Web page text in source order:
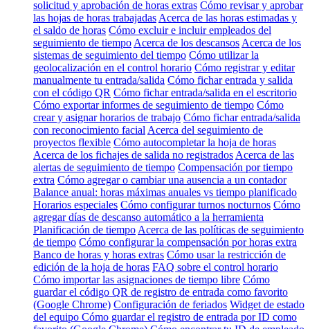
solicitud y aprobación de horas extras Cómo revisar y aprobar
las hojas de horas trabajadas Acerca de las horas estimadas y
el saldo de horas Cómo excluir e incluir empleados del
seguimiento de tiempo Acerca de los descansos Acerca de los
sistemas de seguimiento del tiempo Cómo utilizar la
geolocalización en el control horario Cómo registrar y editar
manualmente tu entrada/salida Cómo fichar entrada y salida
con el código QR Cómo fichar entrada/salida en el escritorio
Cómo exportar informes de seguimiento de tiempo Cómo
crear y asignar horarios de trabajo Cómo fichar entrada/salida
con reconocimiento facial Acerca del seguimiento de
proyectos flexible Cómo autocompletar la hoja de horas
Acerca de los fichajes de salida no registrados Acerca de las
alertas de seguimiento de tiempo Compensación por tiempo
extra Cómo agregar o cambiar una ausencia a un contador
Balance anual: horas máximas anuales vs tiempo planificado
Horarios especiales Cómo configurar turnos nocturnos Cómo
agregar días de descanso automático a la herramienta
Planificación de tiempo Acerca de las políticas de seguimiento
de tiempo Cómo configurar la compensación por horas extra
Banco de horas y horas extras Cómo usar la restricción de
edición de la hoja de horas FAQ sobre el control horario
Cómo importar las asignaciones de tiempo libre Cómo
guardar el código QR de registro de entrada como favorito
(Google Chrome) Configuración de feriados Widget de estado
del equipo Cómo guardar el registro de entrada por ID como